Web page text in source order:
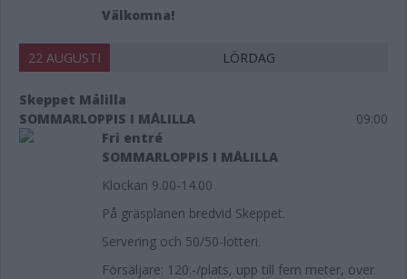
Välkomna!
22 AUGUSTI LÖRDAG
Skeppet Målilla
SOMMARLOPPIS I MÅLILLA
09:00
Fri entré
SOMMARLOPPIS I MÅLILLA
Klockan 9.00-14.00
På gräsplanen bredvid Skeppet.
Servering och 50/50-lotteri.
Försäljare: 120:-/plats, upp till fem meter, över